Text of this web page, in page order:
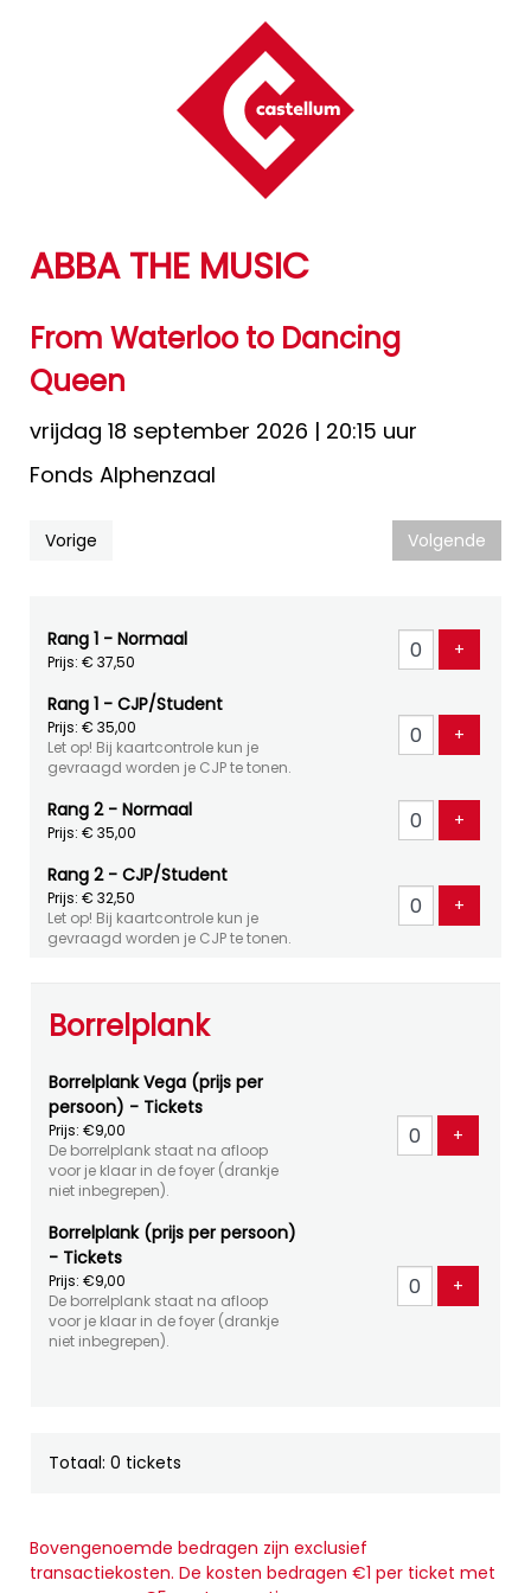
ABBA THE MUSIC
From Waterloo to Dancing
Queen
vrijdag 18 september 2026 | 20:15 uur
Fonds Alphenzaal
Vorige Volgende
Rang 1 - Normaal
Prijs: € 37,50
+
Rang 1 - CJP/Student
Prijs: € 35,00
Let op! Bij kaartcontrole kun je
gevraagd worden je CJP te tonen.
+
Rang 2 - Normaal
Prijs: € 35,00
+
Rang 2 - CJP/Student
Prijs: € 32,50
Let op! Bij kaartcontrole kun je
gevraagd worden je CJP te tonen.
+
Borrelplank
Borrelplank Vega (prijs per
persoon) - Tickets
Prijs: €9,00
De borrelplank staat na afloop
voor je klaar in de foyer (drankje
niet inbegrepen).
+
Borrelplank (prijs per persoon)
- Tickets
Prijs: €9,00
De borrelplank staat na afloop
voor je klaar in de foyer (drankje
niet inbegrepen).
+
Totaal: 0 tickets
Bovengenoemde bedragen zijn exclusief
transactiekosten. De kosten bedragen €1 per ticket met